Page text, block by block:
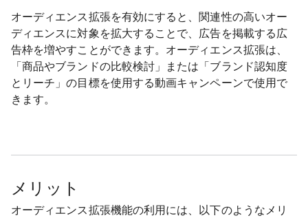
オーディエンス拡張を有効にすると、関連性の高いオー
ディエンスに対象を拡大することで、広告を掲載する広
告枠を増やすことができます。オーディエンス拡張は、
「商品やブランドの比較検討」または「ブランド認知度
とリーチ」の目標を使用する動画キャンペーンで使用で
きます。
メリット
オーディエンス拡張機能の利用には、以下のようなメリ